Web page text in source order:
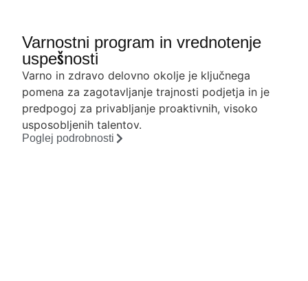
Varnostni program in vrednotenje
uspešnosti
Varno in zdravo delovno okolje je ključnega
pomena za zagotavljanje trajnosti podjetja in je
predpogoj za privabljanje proaktivnih, visoko
usposobljenih talentov.
Poglej podrobnosti